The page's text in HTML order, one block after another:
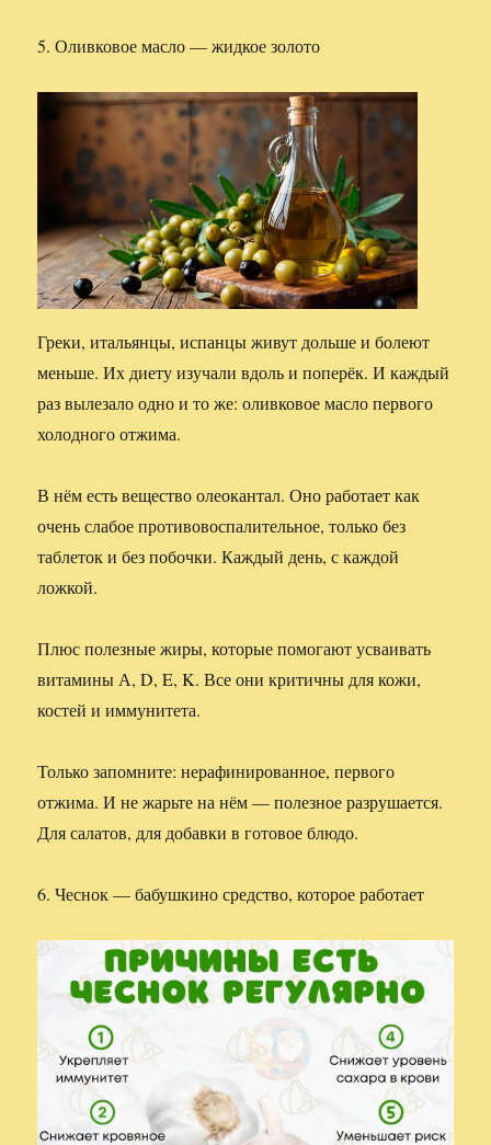
5. Оливковое масло — жидкое золото
Греки, итальянцы, испанцы живут дольше и болеют
меньше. Их диету изучали вдоль и поперёк. И каждый
раз вылезало одно и то же: оливковое масло первого
холодного отжима.
В нём есть вещество олеокантал. Оно работает как
очень слабое противовоспалительное, только без
таблеток и без побочки. Каждый день, с каждой
ложкой.
Плюс полезные жиры, которые помогают усваивать
витамины А, D, E, K. Все они критичны для кожи,
костей и иммунитета.
Только запомните: нерафинированное, первого
отжима. И не жарьте на нём — полезное разрушается.
Для салатов, для добавки в готовое блюдо.
6. Чеснок — бабушкино средство, которое работает